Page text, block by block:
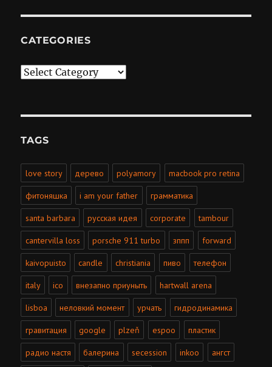
CATEGORIES
Categories
TAGS
love story дерево polyamory macbook pro retina
фитоняшка i am your father грамматика
santa barbara русская идея corporate tambour
cantervilla loss porsche 911 turbo зппп forward
kaivopuisto candle christiania пиво телефон
italy ico внезапно приуныть hartwall arena
lisboa неловкий момент урчать гидродинамика
гравитация google plzeň espoo пластик
радио настя балерина secession inkoo ангст